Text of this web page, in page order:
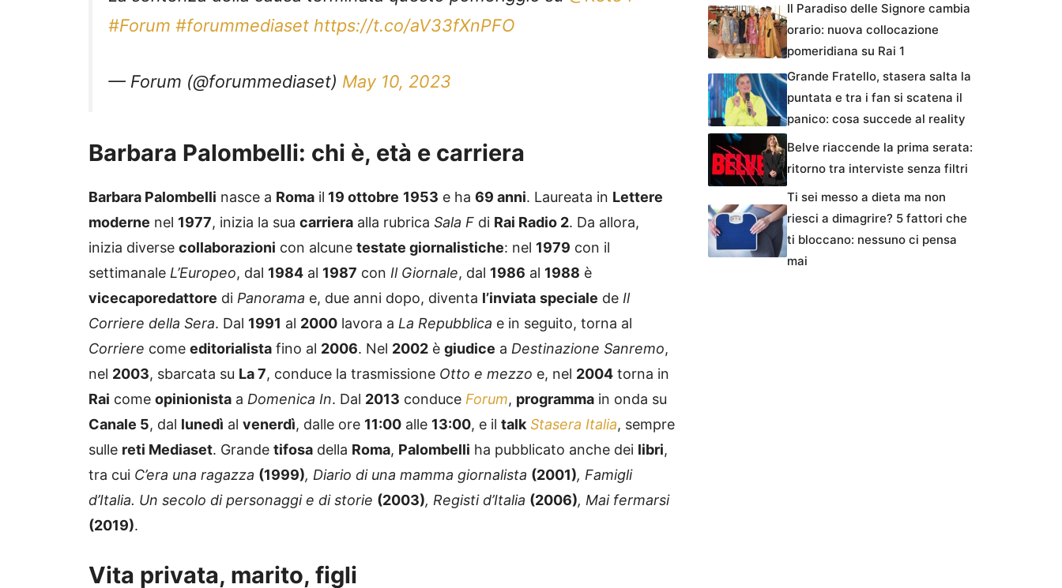
#Forum #forummediaset https://t.co/aV33fXnPFO
— Forum (@forummediaset) May 10, 2023
Barbara Palombelli: chi è, età e carriera
Barbara Palombelli Roma il 19 ottobre 1953 e ha 69 anni . Laureata in Lettere
moderne
nel 1977 , inizia la sua carriera alla rubrica Sala F di Rai Radio 2 . Da allora,
inizia diverse
collaborazioni con alcune testate giornalistiche : nel 1979 con il
settimanale L’Europeo , dal 1984 al 1987 Il Giornale , dal 1986 al 1988 è
vicecaporedattore
di Panorama e, due anni dopo, diventa l’inviata speciale de Il
Corriere della Sera
. Dal 1991 al 2000 lavora a La Repubblica
e in seguito, torna al
Corriere
editorialista fino al 2006 . Nel 2002 è giudice Destinazione Sanremo
nel 2003 , sbarcata su La 7 , conduce la trasmissione Otto e mezzo e, nel 2004 torna in
Rai
opinionista Domenica In . Dal 2013 conduce Forum
in onda su
Canale 5 , dal lunedì al venerdì , dalle ore 11:00 alle 13:00 , e il talk Stasera Italia
sulle
reti Mediaset . Grande tifosa della Roma Palombelli ha pubblicato anche dei libri
tra cui C’era una ragazza (1999) , Diario di una mamma giornalista (2001) , Famigli
d’Italia. Un secolo di personaggi e di storie (2003) , Registi d’Italia (2006) , Mai fermarsi
(2019)
Vita privata, marito, figli
Il Paradiso delle Signore cambia
orario: nuova collocazione
pomeridiana su Rai 1
Grande Fratello, stasera salta la
puntata e tra i fan si scatena il
panico: cosa succede al reality
Belve riaccende la prima serata:
ritorno tra interviste senza filtri
Ti sei messo a dieta ma non
riesci a dimagrire? 5 fattori che
ti bloccano: nessuno ci pensa
mai